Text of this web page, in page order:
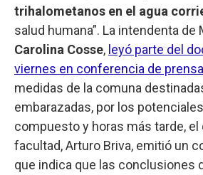
trihalometanos en el agua
salud humana”. La intendenta de
Carolina Cosse, leyó parte del
viernes en conferencia de prensa
medidas de la comuna
embarazadas, por los
compuesto y horas más tarde, el
facultad, Arturo Briva, emitió un
que indica que las conclusiones